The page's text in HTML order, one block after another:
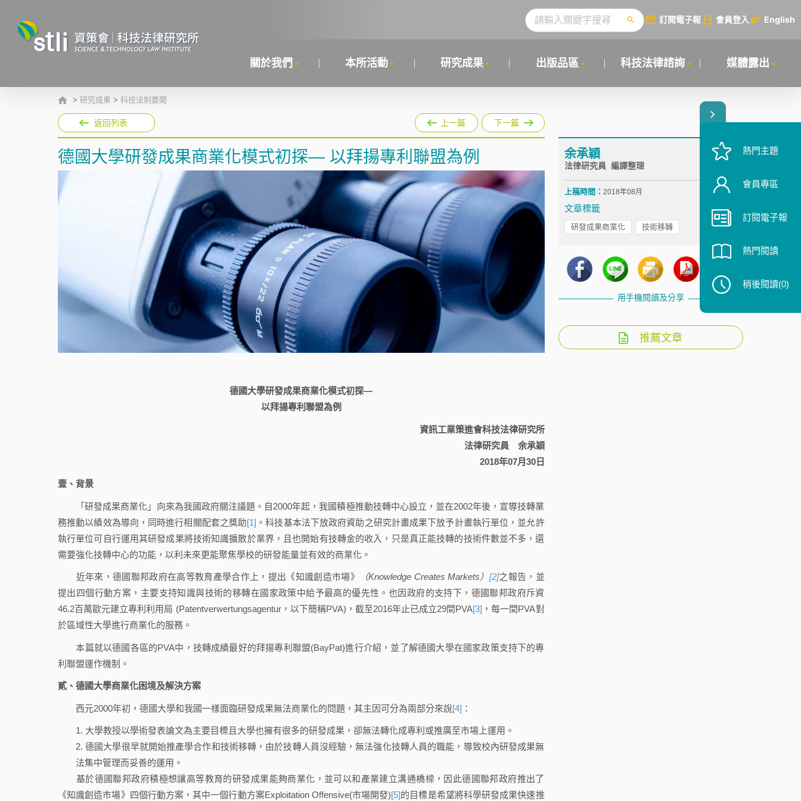
訂閱電子報 會員登入 English
關於我們 本所活動 研究成果 出版品區 科技法律諮詢 媒體露出
> 研究成果 > 科技法制要聞
返回列表 上一篇 下一篇
德國大學研發成果商業化模式初探— 以拜揚專利聯盟為例
德國大學研發成果商業化模式初探—
以拜揚專利聯盟為例
資訊工業策進會科技法律研究所
法律研究員 余承穎
2018年07月30日
壹、背景
「研發成果商業化」向來為我國政府關注議題。自2000年起，我國積極推動技轉中心設立，並在2002年後，宣導技轉業
務推動以績效為導向，同時進行相關配套之獎助[1] 。科技基本法下放政府資助之研究計畫成果下放予計畫執行單位，並允許
執行單位可自行運用其研發成果將技術知識擴散於業界，且也開始有技轉金的收入，只是真正能技轉的技術件數並不多，還
需要強化技轉中心的功能，以利未來更能聚焦學校的研發能量並有效的商業化。
近年來，德國聯邦政府在高等教育產學合作上，提出《知識創造市場》 （Knowledge Creates Markets） [2]之報告，並
提出四個行動方案，主要支持知識與技術的移轉在國家政策中給予最高的優先性。也因政府的支持下，德國聯邦政府斥資
46.2百萬歐元建立專利利用局 (Patentverwertungsagentur，以下簡稱PVA)，截至2016年止已成立29間PVA[3] ，每一間PVA對
於區域性大學進行商業化的服務。
本篇就以德國各區的PVA中，技轉成績最好的拜揚專利聯盟(BayPat)進行介紹，並了解德國大學在國家政策支持下的專
利聯盟運作機制。
貳、德國大學商業化困境及解決方案
西元2000年初，德國大學和我國一樣面臨研發成果無法商業化的問題，其主因可分為兩部分來說[4] ：
大學教授以學術發表論文為主要目標且大學也擁有很多的研發成果，卻無法轉化成專利或推廣至市場上運用。
德國大學很早就開始推產學合作和技術移轉，由於技轉人員沒經驗，無法強化技轉人員的職能，導致校內研發成果無
法集中管理而妥善的運用。
基於德國聯邦政府積極想讓高等教育的研發成果能夠商業化，並可以和產業建立溝通橋樑，因此德國聯邦政府推出了
《知識創造市場》四個行動方案，其中一個行動方案Exploitation Offensive(市場開發)[5]的目標是希望將科學研發成果快速推
余承穎
法律研究員 編譯整理
上稿時間： 2018年08月
文章標籤
研發成果商業化 技術移轉
用手機閱讀及分享
推薦文章
熱門主題
會員專區
訂閱電子報
熱門閱讀
稍後閱讀(0)